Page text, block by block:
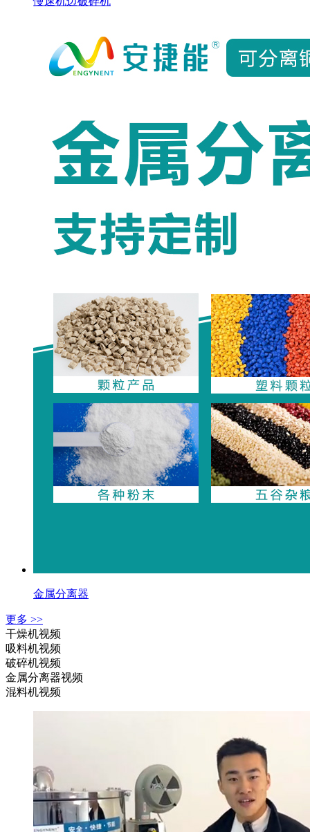
金属分离器
更多 >>
干燥机视频
吸料机视频
破碎机视频
金属分离器视频
混料机视频